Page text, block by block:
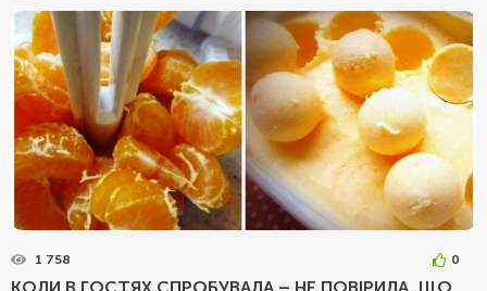
1 758 0
КОЛИ В ГОСТЯХ СПРОБУВАЛА – НЕ ПОВІРИЛА, ЩО